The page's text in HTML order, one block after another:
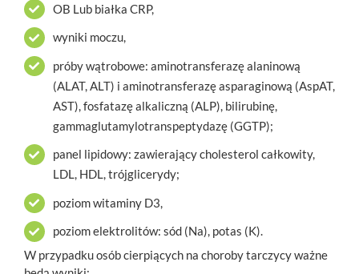
OB Lub białka CRP,
wyniki moczu,
próby wątrobowe: aminotransferazę alaninową
(ALAT, ALT) i aminotransferazę asparaginową (AspAT,
AST), fosfatazę alkaliczną (ALP), bilirubinę,
gammaglutamylotranspeptydazę (GGTP);
panel lipidowy: zawierający cholesterol całkowity,
LDL, HDL, trójglicerydy;
poziom witaminy D3,
poziom elektrolitów: sód (Na), potas (K).
W przypadku osób cierpiących na choroby tarczycy ważne